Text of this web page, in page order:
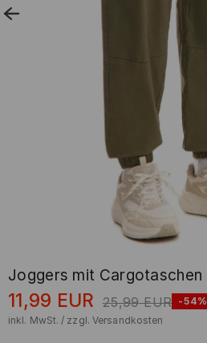
Joggers mit Cargotaschen
11,99 EUR 25,99 EUR -54%
inkl. MwSt. / zzgl. Versandkosten